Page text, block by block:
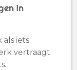
in
als iets
vertraagt.